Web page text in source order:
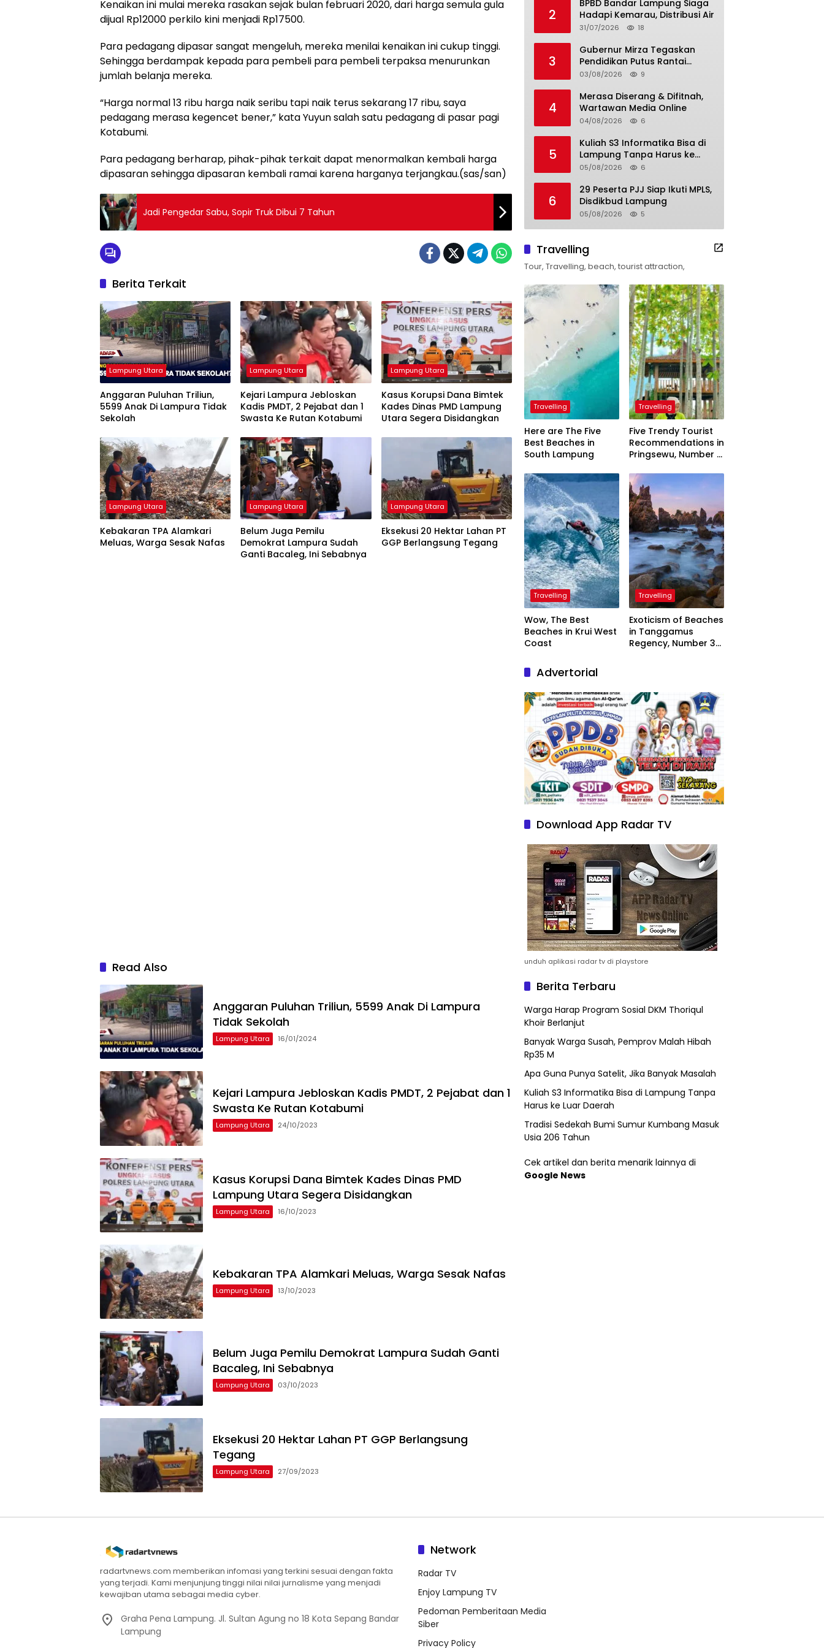
Kenaikan ini mulai mereka rasakan sejak bulan februari 2020, dari harga semula gula
dijual Rp12000 perkilo kini menjadi Rp17500.
Para pedagang dipasar sangat mengeluh, mereka menilai kenaikan ini cukup tinggi.
Sehingga berdampak kepada para pembeli para pembeli terpaksa menurunkan
jumlah belanja mereka.
“Harga normal 13 ribu harga naik seribu tapi naik terus sekarang 17 ribu, saya
pedagang merasa kegencet bener,” kata Yuyun salah satu pedagang di pasar pagi
Kotabumi.
Para pedagang berharap, pihak-pihak terkait dapat menormalkan kembali harga
dipasaran sehingga dipasaran kembali ramai karena harganya terjangkau.(sas/san)
Jadi Pengedar Sabu, Sopir Truk Dibui 7 Tahun
Berita Terkait
Lampung Utara
Anggaran Puluhan Triliun,
5599 Anak Di Lampura Tidak
Sekolah
Lampung Utara
Kejari Lampura Jebloskan
Kadis PMDT, 2 Pejabat dan 1
Swasta Ke Rutan Kotabumi
Lampung Utara
Kasus Korupsi Dana Bimtek
Kades Dinas PMD Lampung
Utara Segera Disidangkan
Lampung Utara
Kebakaran TPA Alamkari
Meluas, Warga Sesak Nafas
Lampung Utara
Belum Juga Pemilu
Demokrat Lampura Sudah
Ganti Bacaleg, Ini Sebabnya
Lampung Utara
Eksekusi 20 Hektar Lahan PT
GGP Berlangsung Tegang
Read Also
Anggaran Puluhan Triliun, 5599 Anak Di Lampura
Tidak Sekolah
Lampung Utara 16/01/2024
Kejari Lampura Jebloskan Kadis PMDT, 2 Pejabat dan 1
Swasta Ke Rutan Kotabumi
Lampung Utara 24/10/2023
Kasus Korupsi Dana Bimtek Kades Dinas PMD
Lampung Utara Segera Disidangkan
Lampung Utara 16/10/2023
Kebakaran TPA Alamkari Meluas, Warga Sesak Nafas
Lampung Utara 13/10/2023
Belum Juga Pemilu Demokrat Lampura Sudah Ganti
Bacaleg, Ini Sebabnya
Lampung Utara 03/10/2023
Eksekusi 20 Hektar Lahan PT GGP Berlangsung
Tegang
Lampung Utara 27/09/2023
2
BPBD Bandar Lampung Siaga
Hadapi Kemarau, Distribusi Air
31/07/2026 18
3
Gubernur Mirza Tegaskan
Pendidikan Putus Rantai
Kemiskinan
03/08/2026 9
4
Merasa Diserang & Difitnah,
Wartawan Media Online
04/08/2026 6
5
Kuliah S3 Informatika Bisa di
Lampung Tanpa Harus ke
Luar Daerah
05/08/2026 6
6
29 Peserta PJJ Siap Ikuti MPLS,
Disdikbud Lampung
05/08/2026 5
Travelling
Tour, Travelling, beach, tourist attraction,
Travelling
Here are The Five
Best Beaches in
South Lampung
Travelling
Five Trendy Tourist
Recommendations in
Pringsewu, Number 3
President
Travelling
Wow, The Best
Beaches in Krui West
Coast
Travelling
Exoticism of Beaches
in Tanggamus
Regency, Number 3
Advertorial
Download App Radar TV
unduh aplikasi radar tv di playstore
Berita Terbaru
Warga Harap Program Sosial DKM Thoriqul
Khoir Berlanjut
Banyak Warga Susah, Pemprov Malah Hibah
Rp35 M
Apa Guna Punya Satelit, Jika Banyak Masalah
Kuliah S3 Informatika Bisa di Lampung Tanpa
Harus ke Luar Daerah
Tradisi Sedekah Bumi Sumur Kumbang Masuk
Usia 206 Tahun
Cek artikel dan berita menarik lainnya di
Google News
radartvnews.com memberikan infomasi yang terkini sesuai dengan fakta
yang terjadi. Kami menjunjung tinggi nilai nilai jurnalisme yang menjadi
kewajiban utama sebagai media cyber.
Graha Pena Lampung. Jl. Sultan Agung no 18 Kota Sepang Bandar
Lampung
Network
Radar TV
Enjoy Lampung TV
Pedoman Pemberitaan Media
Siber
Privacy Policy